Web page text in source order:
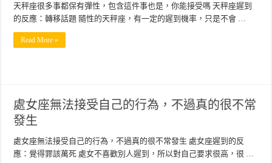
天秤座很多事都保有彈性，包含這件事也是，你能接受嗎 天秤座遲到
的反應：轉移話題 隨性的天秤座，有一定的遲到機率，只是不會 …
Read More »
處女座無法接受自己的行為，不過真的很不常
發生
處女座無法接受自己的行為，不過真的很不常發生 處女座遲到的反
應：覺得罪該萬死 處女不喜歡別人遲到，所以對自己要求很高，很 …